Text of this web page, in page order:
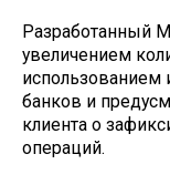
Разработанный
увеличением
использованием
банков и
клиента о
операций.